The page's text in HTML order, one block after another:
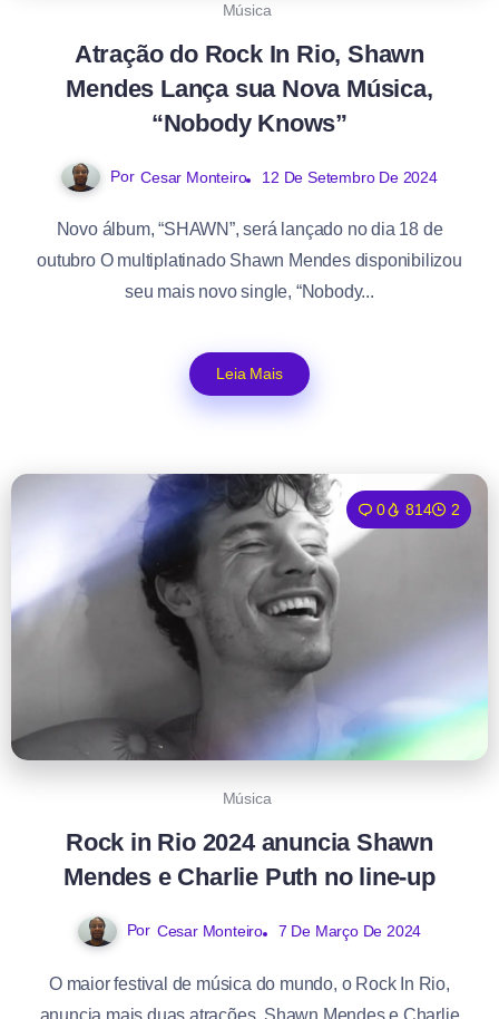
Música
Atração do Rock In Rio, Shawn
Mendes Lança sua Nova Música,
“Nobody Knows”
Por Cesar Monteiro 12 De Setembro De 2024
Novo álbum, “SHAWN”, será lançado no dia 18 de
outubro O multiplatinado Shawn Mendes disponibilizou
seu mais novo single, “Nobody...
Leia Mais
0 814 2
Música
Rock in Rio 2024 anuncia Shawn
Mendes e Charlie Puth no line-up
Por Cesar Monteiro 7 De Março De 2024
O maior festival de música do mundo, o Rock In Rio,
anuncia mais duas atrações, Shawn Mendes e Charlie